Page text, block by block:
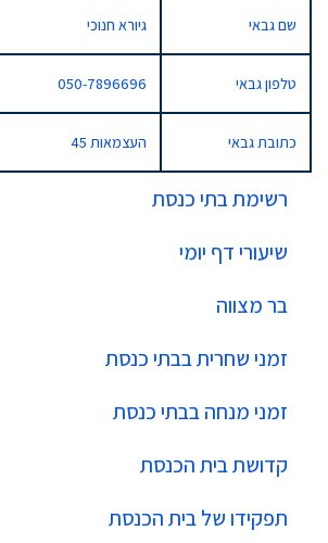
רשימת בתי כנסת
שיעורי דף יומי
בר מצווה
זמני שחרית בבתי כנסת
זמני מנחה בבתי כנסת
קדושת בית הכנסת
תפקידו של בית הכנסת
שם גבאי גיורא חנוכי
טלפון גבאי 050-7896696
כתובת גבאי העצמאות 45